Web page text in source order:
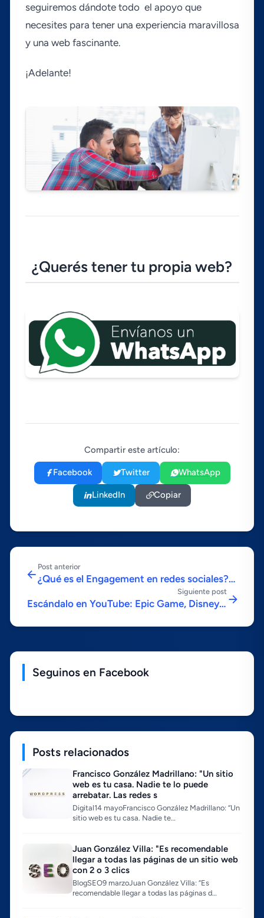
seguiremos dándote todo el apoyo que
necesites para tener una experiencia maravillosa
y una web fascinante.
¡Adelante!
¿Querés tener tu propia web?
Compartir este artículo:
Facebook Twitter WhatsApp
LinkedIn Copiar
Post anterior
¿Qué es el Engagement en redes sociales?
¿Para qué sirve y cómo lograrlo?Siguiente post
Escándalo en YouTube: Epic Game, Disney y
Seguinos en Facebook
Posts relacionados
Francisco González Madrillano: "Un sitio
web es tu casa. Nadie te lo puede
arrebatar. Las redes s
Digital14 mayoFrancisco González Madrillano: “Un
sitio web es tu casa. Nadie te…
Juan González Villa: "Es recomendable
llegar a todas las páginas de un sitio web
con 2 o 3 clics
BlogSEO9 marzoJuan González Villa: “Es
recomendable llegar a todas las páginas d…